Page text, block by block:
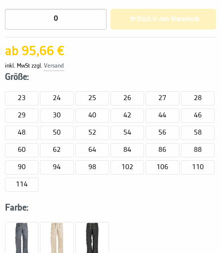
ab 95,66 €
inkl. MwSt zzgl. Versand
Größe:
23 24 25 26 27 28
29 30 40 42 44 46
48 50 52 54 56 58
60 62 64 84 86 88
90 94 98 102 106 110
114
Farbe:
Stück in den Warenkorb